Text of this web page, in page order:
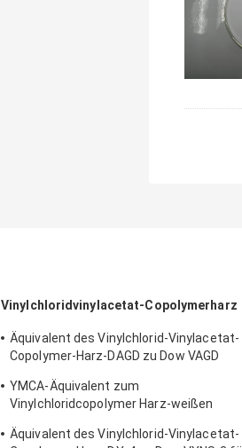
Vinylchloridvinylacetat-Copolymerharz
Äquivalent des Vinylchlorid-Vinylacetat-
Copolymer-Harz-DAGD zu Dow VAGD
YMCA-Äquivalent zum
Vinylchloridcopolymer Harz-weißen
Äquivalent des Vinylchlorid-Vinylacetat-